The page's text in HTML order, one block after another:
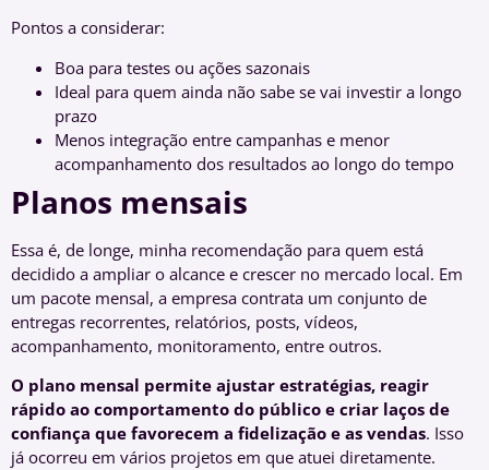
Pontos a considerar:
Boa para testes ou ações sazonais
Ideal para quem ainda não sabe se vai investir a longo
prazo
Menos integração entre campanhas e menor
acompanhamento dos resultados ao longo do tempo
Planos mensais
Essa é, de longe, minha recomendação para quem está
decidido a ampliar o alcance e crescer no mercado local. Em
um pacote mensal, a empresa contrata um conjunto de
entregas recorrentes, relatórios, posts, vídeos,
acompanhamento, monitoramento, entre outros.
O plano mensal permite ajustar estratégias, reagir
rápido ao comportamento do público e criar laços de
confiança que favorecem a fidelização e as vendas. Isso
já ocorreu em vários projetos em que atuei diretamente.